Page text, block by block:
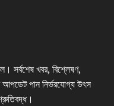
সর্বশেষ খবর, বিশ্লেষণ,
আপডেট পান নির্ভরযোগ্য উৎস